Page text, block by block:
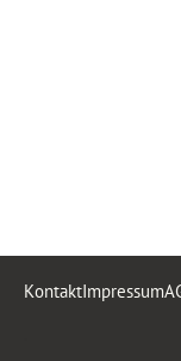
KontaktImpressum